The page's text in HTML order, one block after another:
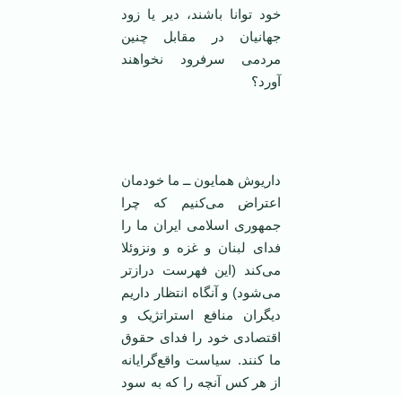
‌خود توانا باشند، دیر یا زود
جهانیان در مقابل چنین
مردمی ‌سرفرود نخواهند
آورد؟
داریوش همایون ــ ما خودمان
اعتراض می‌کنیم که چرا
جمهوری اسلامی ‌ایران ما را
فدای لبنان و غزه و ونزوئلا
می‌کند (این فهرست دراز‌تر
می‌شود) و آنگاه انتظار داریم
دیگران منافع استراتژیک و
اقتصادی خود را فدای حقوق
ما کنند. سیاست واقع‌گرایانه
از هر کس آنچه را که به سود